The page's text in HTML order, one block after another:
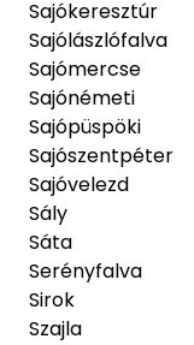
Sajókeresztúr
Sajólászlófalva
Sajómercse
Sajónémeti
Sajópüspöki
Sajószentpéter
Sajóvelezd
Sály
Sáta
Serényfalva
Sirok
Szajla